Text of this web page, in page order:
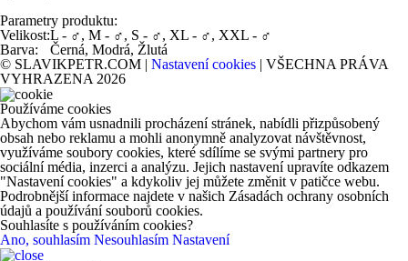
Parametry produktu:
Velikost:L - ♂, M - ♂, S - ♂, XL - ♂, XXL - ♂
Barva:
Černá, Modrá, Žlutá
© SLAVIKPETR.COM | Nastavení cookies | VŠECHNA PRÁVA
VYHRAZENA 2026
Používáme cookies
Abychom vám usnadnili procházení stránek, nabídli přizpůsobený
obsah nebo reklamu a mohli anonymně analyzovat návštěvnost,
využíváme soubory cookies, které sdílíme se svými partnery pro
sociální média, inzerci a analýzu. Jejich nastavení upravíte odkazem
"Nastavení cookies" a kdykoliv jej můžete změnit v patičce webu.
Podrobnější informace najdete v našich Zásadách ochrany osobních
údajů a používání souborů cookies.
Souhlasíte s používáním cookies?
Ano, souhlasím Nesouhlasím Nastavení